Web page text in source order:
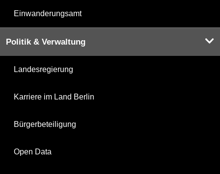
Einwanderungsamt
Politik & Verwaltung
Landesregierung
Karriere im Land Berlin
Bürgerbeteiligung
Open Data